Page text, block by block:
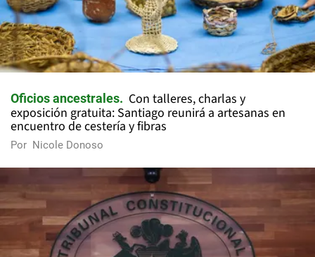
Oficios ancestrales
Con talleres, charlas y
exposición gratuita: Santiago reunirá a artesanas en
encuentro de cestería y fibras
Por Nicole Donoso